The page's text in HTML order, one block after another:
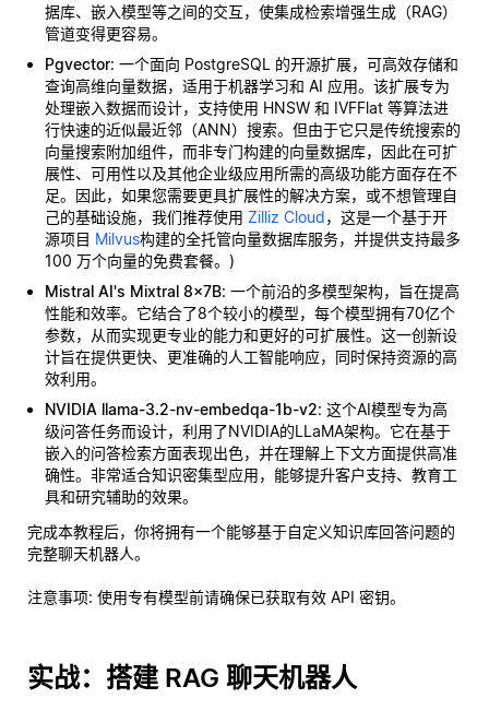
据库、嵌入模型等之间的交互，使集成检索增强生成（RAG）
管道变得更容易。
Pgvector: 一个面向 PostgreSQL 的开源扩展，可高效存储和
查询高维向量数据，适用于机器学习和 AI 应用。该扩展专为
处理嵌入数据而设计，支持使用 HNSW 和 IVFFlat 等算法进
行快速的近似最近邻（ANN）搜索。但由于它只是传统搜索的
向量搜索附加组件，而非专门构建的向量数据库，因此在可扩
展性、可用性以及其他企业级应用所需的高级功能方面存在不
足。因此，如果您需要更具扩展性的解决方案，或不想管理自
己的基础设施，我们推荐使用 Zilliz Cloud，这是一个基于开
源项目 Milvus构建的全托管向量数据库服务，并提供支持最多
100 万个向量的免费套餐。)
Mistral AI's Mixtral 8x7B: 一个前沿的多模型架构，旨在提高
性能和效率。它结合了8个较小的模型，每个模型拥有70亿个
参数，从而实现更专业的能力和更好的可扩展性。这一创新设
计旨在提供更快、更准确的人工智能响应，同时保持资源的高
效利用。
NVIDIA llama-3.2-nv-embedqa-1b-v2: 这个AI模型专为高
级问答任务而设计，利用了NVIDIA的LLaMA架构。它在基于
嵌入的问答检索方面表现出色，并在理解上下文方面提供高准
确性。非常适合知识密集型应用，能够提升客户支持、教育工
具和研究辅助的效果。
完成本教程后，你将拥有一个能够基于自定义知识库回答问题的
完整聊天机器人。
注意事项: 使用专有模型前请确保已获取有效 API 密钥。
实战：搭建 RAG 聊天机器人